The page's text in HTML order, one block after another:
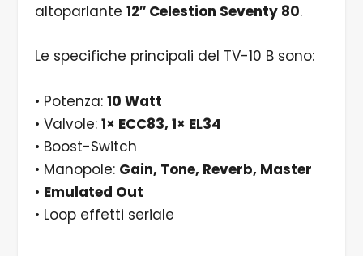
altoparlante 12″ Celestion Seventy 80.
Le specifiche principali del TV-10 B sono:
• Potenza: 10 Watt
• Valvole: 1× ECC83, 1× EL34
• Boost-Switch
• Manopole: Gain, Tone, Reverb, Master
• Emulated Out
• Loop effetti seriale